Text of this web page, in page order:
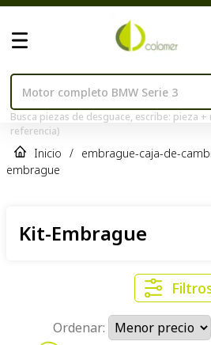
Busca piezas de desguace, escribe: pieza
referencia)
Inicio / embrague-caja-de-
embrague
Kit-Embrague
Ordenar: